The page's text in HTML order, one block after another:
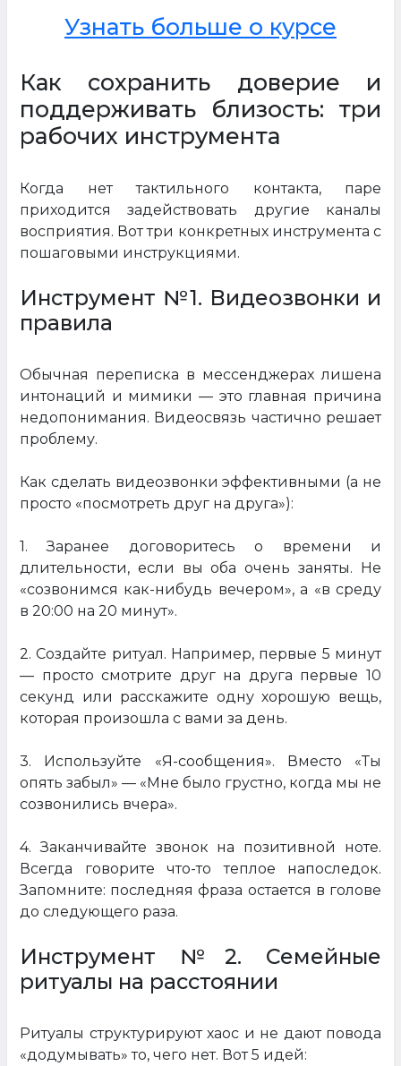
Узнать больше о курсе
Как сохранить доверие и
поддерживать близость: три
рабочих инструмента
Когда нет тактильного контакта, паре
приходится задействовать другие каналы
восприятия. Вот три конкретных инструмента с
пошаговыми инструкциями.
Инструмент №1. Видеозвонки и
правила
Обычная переписка в мессенджерах лишена
интонаций и мимики — это главная причина
недопонимания. Видеосвязь частично решает
проблему.
Как сделать видеозвонки эффективными (а не
просто «посмотреть друг на друга»):
1. Заранее договоритесь о времени и
длительности, если вы оба очень заняты. Не
«созвонимся как-нибудь вечером», а «в среду
в 20:00 на 20 минут».
2. Создайте ритуал. Например, первые 5 минут
— просто смотрите друг на друга первые 10
секунд или расскажите одну хорошую вещь,
которая произошла с вами за день.
3. Используйте «Я-сообщения». Вместо «Ты
опять забыл» — «Мне было грустно, когда мы не
созвонились вчера».
4. Заканчивайте звонок на позитивной ноте.
Всегда говорите что-то теплое напоследок.
Запомните: последняя фраза остается в голове
до следующего раза.
Инструмент №2. Семейные
ритуалы на расстоянии
Ритуалы структурируют хаос и не дают повода
«додумывать» то, чего нет. Вот 5 идей: